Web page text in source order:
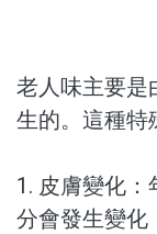
水光逆時系列保
服務/政策
老人味主要是
生的。這種特
1. 皮膚變化
分會發生變化